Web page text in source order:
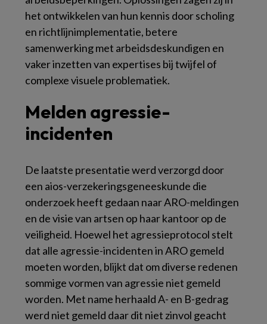
het ontwikkelen van hun kennis door scholing
en richtlijnimplementatie, betere
samenwerking met arbeidsdeskundigen en
vaker inzetten van expertises bij twijfel of
complexe visuele problematiek.
Melden agressie-
incidenten
De laatste presentatie werd verzorgd door
een aios-verzekeringsgeneeskunde die
onderzoek heeft gedaan naar ARO-meldingen
en de visie van artsen op haar kantoor op de
veiligheid. Hoewel het agressieprotocol stelt
dat alle agressie-incidenten in ARO gemeld
moeten worden, blijkt dat om diverse redenen
sommige vormen van agressie niet gemeld
worden. Met name herhaald A- en B-gedrag
werd niet gemeld daar dit niet zinvol geacht